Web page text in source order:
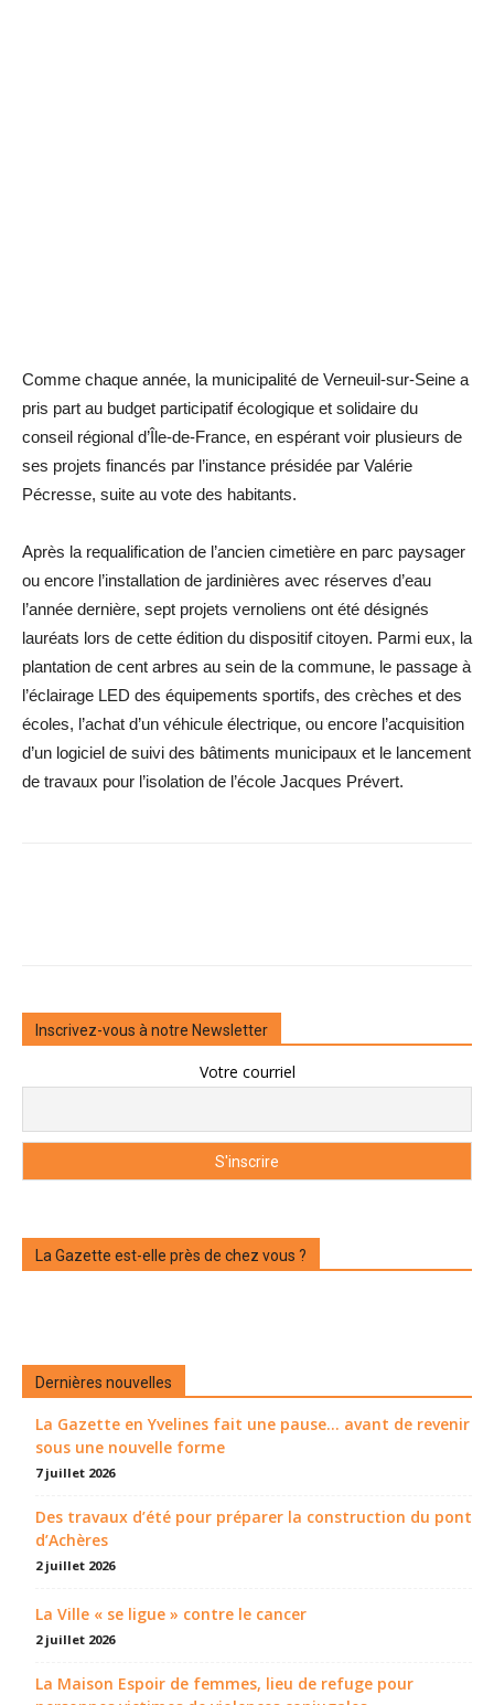
Comme chaque année, la municipalité de Verneuil-sur-Seine a
pris part au budget participatif écologique et solidaire du
conseil régional d’Île-de-France, en espérant voir plusieurs de
ses projets financés par l’instance présidée par Valérie
Pécresse, suite au vote des habitants.
Après la requalification de l’ancien cimetière en parc paysager
ou encore l’installation de jardinières avec réserves d’eau
l’année dernière, sept projets vernoliens ont été désignés
lauréats lors de cette édition du dispositif citoyen. Parmi eux, la
plantation de cent arbres au sein de la commune, le passage à
l’éclairage LED des équipements sportifs, des crèches et des
écoles, l’achat d’un véhicule électrique, ou encore l’acquisition
d’un logiciel de suivi des bâtiments municipaux et le lancement
de travaux pour l’isolation de l’école Jacques ­Prévert.
Inscrivez-vous à notre Newsletter
Votre courriel
La Gazette est-elle près de chez vous ?
Dernières nouvelles
La Gazette en Yvelines fait une pause... avant de revenir
sous une nouvelle forme
7 juillet 2026
Des travaux d’été pour préparer la construction du pont
d’Achères
2 juillet 2026
La Ville « se ligue » contre le cancer
2 juillet 2026
La Maison Espoir de femmes, lieu de refuge pour